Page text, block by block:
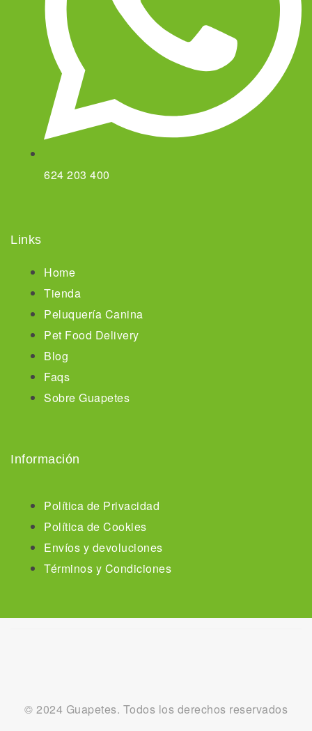
624 203 400
Links
Home
Tienda
Peluquería Canina
Pet Food Delivery
Blog
Faqs
Sobre Guapetes
Información
Política de Privacidad
Política de Cookies
Envíos y devoluciones
Términos y Condiciones
© 2024 Guapetes. Todos los derechos reservados